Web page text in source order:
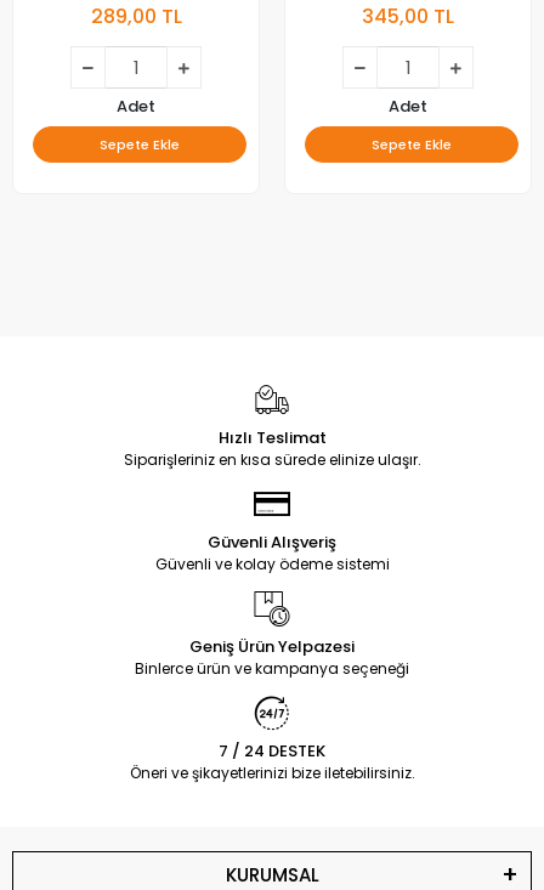
289,00 TL
Adet
Sepete Ekle
345,00 TL
Adet
Sepete Ekle
Hızlı Teslimat
Siparişleriniz en kısa sürede elinize ulaşır.
Güvenli Alışveriş
Güvenli ve kolay ödeme sistemi
Geniş Ürün Yelpazesi
Binlerce ürün ve kampanya seçeneği
7 / 24 DESTEK
Öneri ve şikayetlerinizi bize iletebilirsiniz.
KURUMSAL